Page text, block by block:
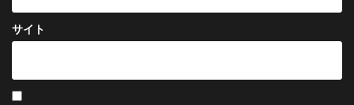
サイト